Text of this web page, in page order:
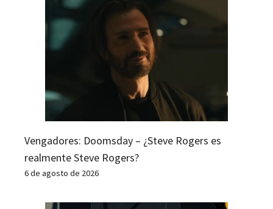
Vengadores: Doomsday – ¿Steve Rogers es
realmente Steve Rogers?
6 de agosto de 2026